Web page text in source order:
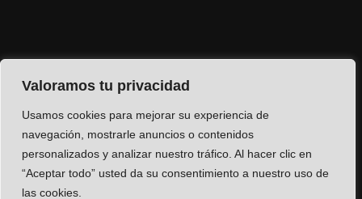
Valoramos tu privacidad
Usamos cookies para mejorar su experiencia de
navegación, mostrarle anuncios o contenidos
personalizados y analizar nuestro tráfico. Al hacer clic en
“Aceptar todo” usted da su consentimiento a nuestro uso de
las cookies.